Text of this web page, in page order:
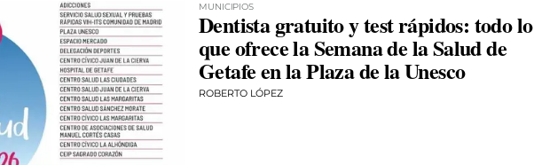
MUNICIPIOS
Dentista gratuito y test rápidos: todo lo
que ofrece la Semana de la Salud de
Getafe en la Plaza de la Unesco
ROBERTO LÓPEZ